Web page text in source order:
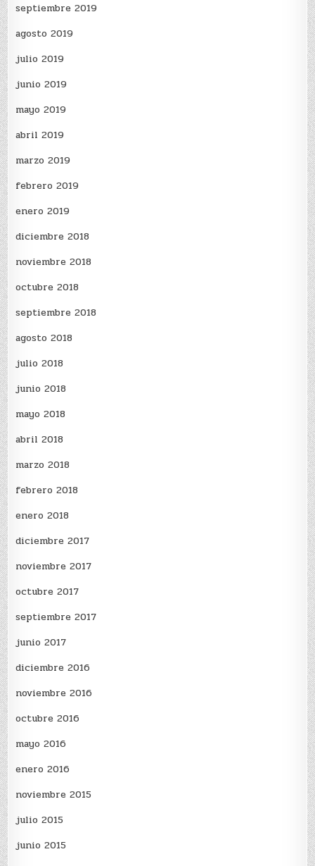
septiembre 2019
agosto 2019
julio 2019
junio 2019
mayo 2019
abril 2019
marzo 2019
febrero 2019
enero 2019
diciembre 2018
noviembre 2018
octubre 2018
septiembre 2018
agosto 2018
julio 2018
junio 2018
mayo 2018
abril 2018
marzo 2018
febrero 2018
enero 2018
diciembre 2017
noviembre 2017
octubre 2017
septiembre 2017
junio 2017
diciembre 2016
noviembre 2016
octubre 2016
mayo 2016
enero 2016
noviembre 2015
julio 2015
junio 2015